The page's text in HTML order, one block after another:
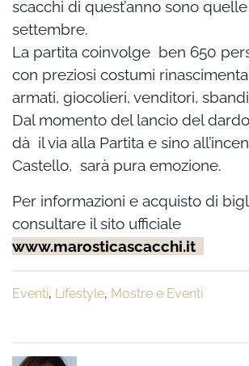
scacchi di quest’anno sono
settembre.
La partita coinvolge ben 650
con preziosi costumi
armati, giocolieri, venditori,
Dal momento del lancio del
dà il via alla Partita e sino
Castello, sarà pura emozione.
Per informazioni e acquisto di
consultare il sito ufficiale
www.marosticascacchi.it
Eventi, Lifestyle, Mostre e Eventi